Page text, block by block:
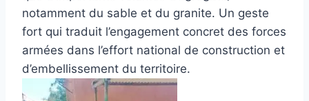
notamment du sable et du granite. Un geste
fort qui traduit l’engagement concret des forces
armées dans l’effort national de construction et
d’embellissement du territoire.